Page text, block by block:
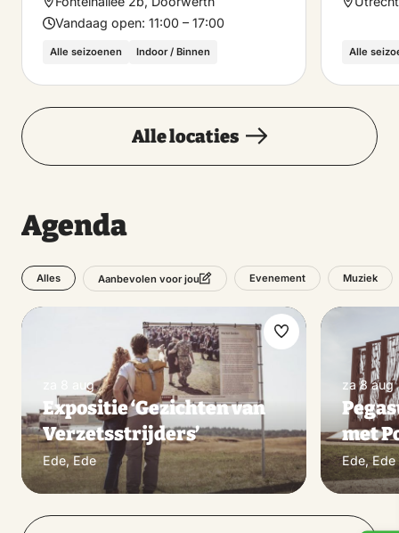
Vandaag open: 11:00 – 17:00
Alle seizoenen Indoor / Binnen Alle
Alle locaties
Agenda
Alles Aanbevolen voor jou Evenement Muziek
za 8 aug
Expositie ‘Gezichten van
Verzetsstrijders’
Ede, Ede
Maak
za 8 aug
met
Ede, Ede